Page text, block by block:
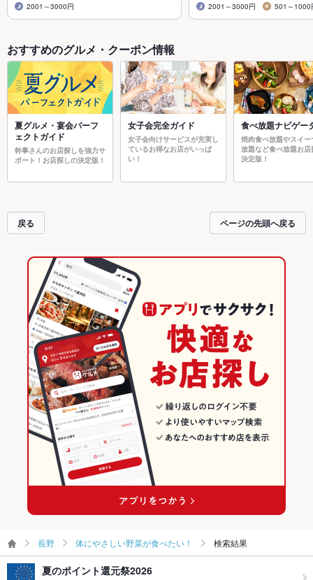
2001～3000円 2001～3000円 501～1000
おすすめのグルメ・クーポン情報
夏グルメ・宴会パーフ
ェクトガイド
幹事さんのお店探しを強力サ
ポート！お店探しの決定版！
女子会完全ガイド
女子会向けサービスが充実し
ているお得なお店がいっぱ
い！
食べ放題ナビゲー
焼肉食べ放題やスイー
放題など食べ放題お店
決定版！
戻る ページの先頭へ戻る
長野 体にやさしい野菜が食べたい！ 検索結果
夏のポイント還元祭2026